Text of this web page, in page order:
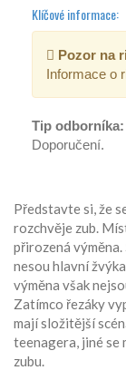
Klíčové informace:
Pozor na
Informace o
Tip odborníka:
Doporučení.
Představte si, že
rozchvěje zub.
přirozená výměna.
nesou hlavní
výměna však
Zatímco řezáky
mají složitější
teenagera, jiné se
zubu.